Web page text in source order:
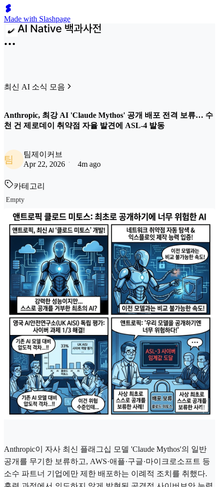
Made with Slashpage
최신 AI 소식 모음
Anthropic, 최강 AI 'Claude Mythos' 공개 배포 전격 보류… 수
천 건 제로데이 취약점 자율 발견에 ASL-4 발동
팀
팀제이커브
Apr 22, 2026
4m ago
카테고리
Empty
Anthropic이 자사 최신 플래그십 모델 'Claude Mythos'의 일반
공개를 무기한 보류하고, AWS·애플·구글·마이크로소프트 등
소수 파트너 기업에만 제한 배포하는 이례적 조치를 취했다.